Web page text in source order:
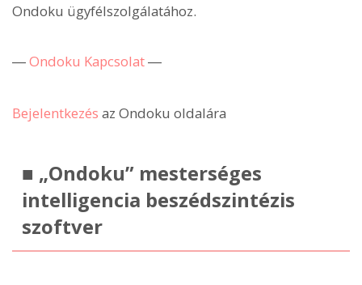
Ondoku ügyfélszolgálatához.
―Ondoku Kapcsolat―
Bejelentkezés az Ondoku oldalára
■ „Ondoku” mesterséges
intelligencia beszédszintézis
szoftver